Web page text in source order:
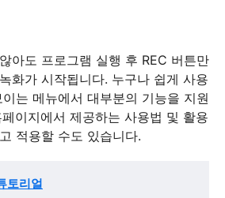
아도 프로그램 실행 후 REC 버튼만
화가 시작됩니다. 누구나 쉽게 사용
는 메뉴에서 대부분의 기능을 지원
이지에서 제공하는 사용법 및 활용
적용할 수도 있습니다.
토리얼